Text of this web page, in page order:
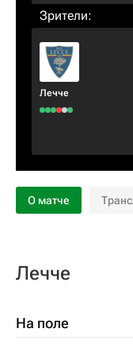
Зрители:
Лечче
О матче
Лечче
На поле